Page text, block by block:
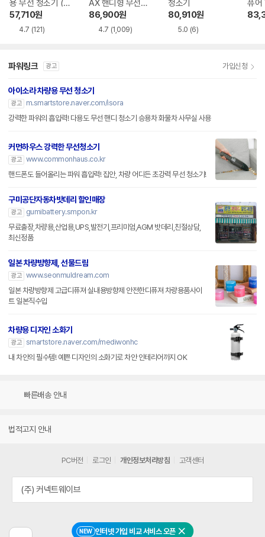
NEW 인터넷 가입 비교 서비스 오픈
용 무선 청소기 (해
외구매)
57,710원
4.7 (121)
AX 핸디형 무선청
소기 BHHV520BF
86,900원
4.7 (1,009)
청소기
80,910원
5.0 (6)
퓨
파워링크 광고 가입신청
아이소라 차량용 무선 청소기
광고
m.smartstore.naver.com/isora
강력한 파워의 흡입력! 다용도 무선 핸디 청소기 승용차 화물차 사무실 사용
커먼하우스 강력한 무선청소기
광고 www.commonhaus.co.kr
핸드폰도 들어올리는 파워 흡입력! 집안, 차량 어디든 초강력 무선 청소기!
구미공단자동차밧데리 할인매장
광고
gumibattery.smpon.kr
무료출장,차량용,산업용,UPS,발전기,프리미엄,AGM 밧데리,친절상담,
최신정품
일본 차량방향제, 선물드림
광고 www.seonmuldream.com
일본 차량방향제 고급디퓨져 실내용방향제 안전한디퓨져 차량용품사이
트 일본직수입
차량용 디자인 소화기
광고 smartstore.naver.com/mediwonhc
내 차안의 필수템! 예쁜 디자인의 소화기로 차안 인테리어까지 OK
빠른배송 안내
법적고지 안내
PC버전 로그인 개인정보처리방침 고객센터
(주) 커넥트웨이브